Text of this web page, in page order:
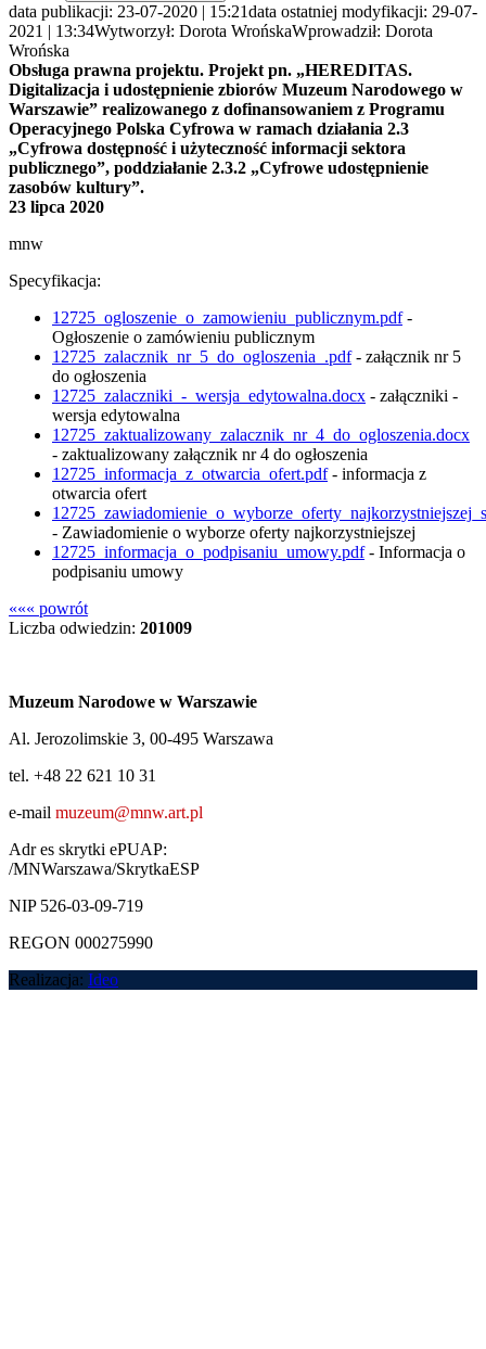
data publikacji: 23-07-2020 | 15:21data ostatniej modyfikacji: 29-07-
2021 | 13:34Wytworzył: Dorota WrońskaWprowadził: Dorota
Wrońska
Obsługa prawna projektu. Projekt pn. „HEREDITAS.
Digitalizacja i udostępnienie zbiorów Muzeum Narodowego w
Warszawie” realizowanego z dofinansowaniem z Programu
Operacyjnego Polska Cyfrowa w ramach działania 2.3
„Cyfrowa dostępność i użyteczność informacji sektora
publicznego”, poddziałanie 2.3.2 „Cyfrowe udostępnienie
zasobów kultury”.
23 lipca 2020
mnw
Specyfikacja:
12725_ogloszenie_o_zamowieniu_publicznym.pdf-
Ogłoszenie o zamówieniu publicznym
12725_zalacznik_nr_5_do_ogloszenia_.pdf- załącznik nr 5
do ogłoszenia
12725_zalaczniki_-_wersja_edytowalna.docx - załączniki -
wersja edytowalna
12725_zaktualizowany_zalacznik_nr_4_do_ogloszenia.docx
- zaktualizowany załącznik nr 4 do ogłoszenia
12725_informacja_z_otwarcia_ofert.pdf- informacja z
otwarcia ofert
- Zawiadomienie o wyborze oferty najkorzystniejszej
12725_informacja_o_podpisaniu_umowy.pdf- Informacja o
podpisaniu umowy
««« powrót
Liczba odwiedzin: 201009
Muzeum Narodowe w Warszawie
Al. Jerozolimskie 3, 00-495 Warszawa
tel. +48 22 621 10 31
e-mail muzeum@mnw.art.pl
Adr es skrytki ePUAP:
/MNWarszawa/SkrytkaESP
NIP 526-03-09-719
REGON 000275990
Realizacja: Ideo